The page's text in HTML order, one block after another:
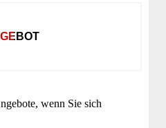
wenn Sie sich